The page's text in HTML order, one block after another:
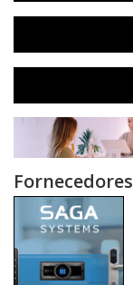
Fornecedores